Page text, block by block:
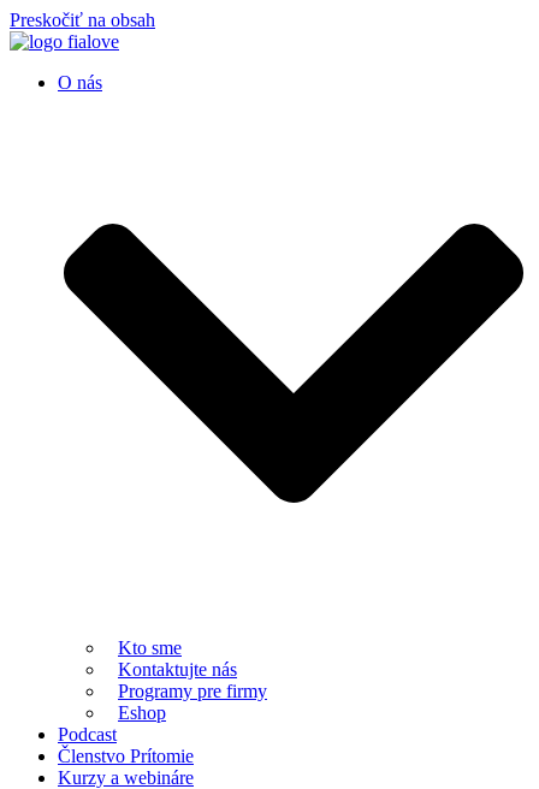
Preskočiť na obsah
O nás
Kto sme
Kontaktujte nás
Programy pre firmy
Eshop
Podcast
Členstvo Prítomie
Kurzy a webináre